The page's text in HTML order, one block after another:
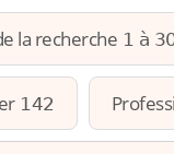
la recherche 1 à
142